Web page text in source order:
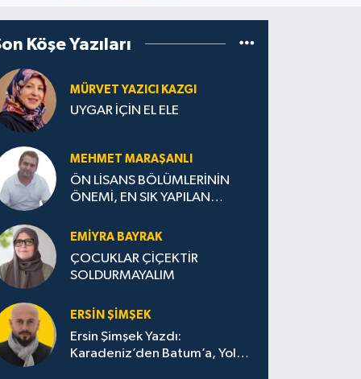
Köşe Yazıları
MÜRVET YAZICI KAZGI
UYGAR İÇİN EL ELE
MEHMET MARAŞANLI
ÖN LİSANS BÖLÜMLERİNİN
ÖNEMİ, EN SIK YAPILAN
STRATEJİLERİ
EMIYRA BAYRAK
ÇOCUKLAR ÇİÇEKTİR
SOLDURMAYALIM
ERSIN ŞIMŞEK
Ersin Şimşek Yazdı:
Karadeniz’den Batum’a, Yolun